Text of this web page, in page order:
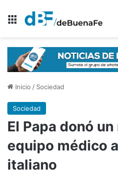
Menú
Inicio / Sociedad
Sociedad
El Papa donó
equipo médico
italiano